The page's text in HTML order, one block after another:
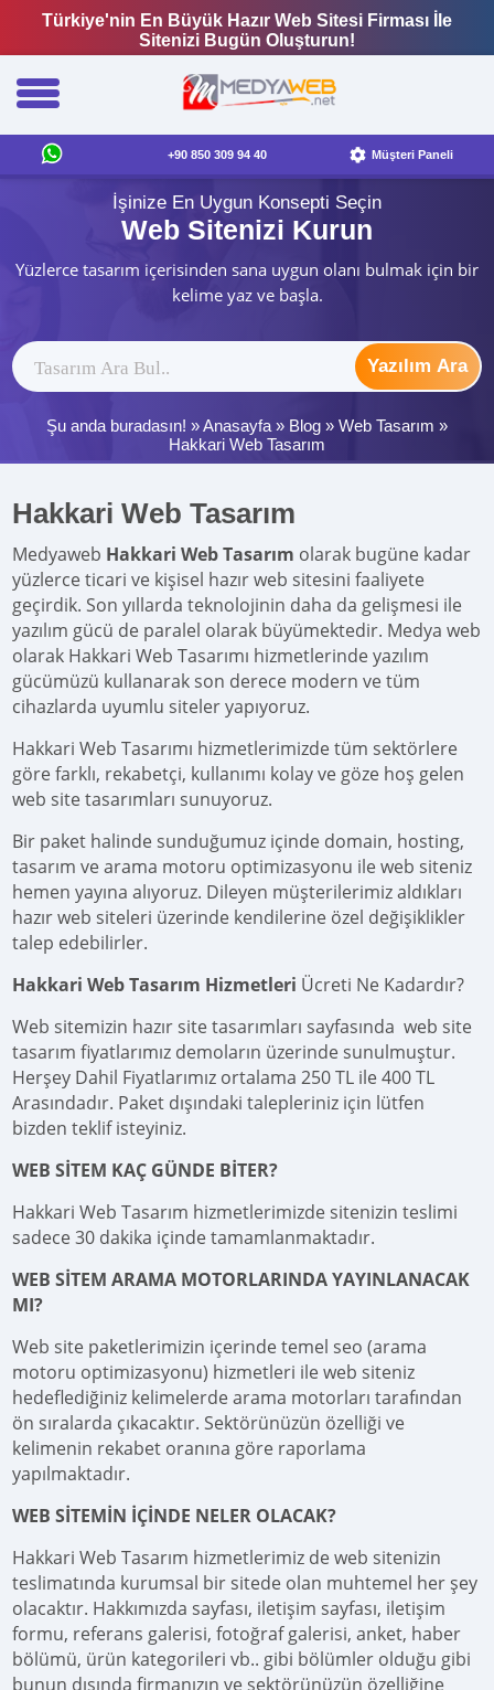
Türkiye'nin En Büyük Hazır Web Sitesi Firması İle
Sitenizi Bugün Oluşturun!
+90 850 309 94 40 Müşteri Paneli
İşinize En Uygun Konsepti Seçin
Web Sitenizi Kurun
Yüzlerce tasarım içerisinden sana uygun olanı bulmak için bir
kelime yaz ve başla.
Yazılım Ara
Şu anda buradasın! »Anasayfa » Blog » Web Tasarım »
Hakkari Web Tasarım
Hakkari Web Tasarım
Medyaweb Hakkari Web Tasarım olarak bugüne kadar
yüzlerce ticari ve kişisel hazır web sitesini faaliyete
geçirdik. Son yıllarda teknolojinin daha da gelişmesi ile
yazılım gücü de paralel olarak büyümektedir. Medya web
olarak Hakkari Web Tasarımı hizmetlerinde yazılım
gücümüzü kullanarak son derece modern ve tüm
cihazlarda uyumlu siteler yapıyoruz.
Hakkari Web Tasarımı hizmetlerimizde tüm sektörlere
göre farklı, rekabetçi, kullanımı kolay ve göze hoş gelen
web site tasarımları sunuyoruz.
Bir paket halinde sunduğumuz içinde domain, hosting,
tasarım ve arama motoru optimizasyonu ile web siteniz
hemen yayına alıyoruz. Dileyen müşterilerimiz aldıkları
hazır web siteleri üzerinde kendilerine özel değişiklikler
talep edebilirler.
Hakkari Web Tasarım Hizmetleri Ücreti Ne Kadardır?
Web sitemizin hazır site tasarımları sayfasında web site
tasarım fiyatlarımız demoların üzerinde sunulmuştur.
Herşey Dahil Fiyatlarımız ortalama 250 TL ile 400 TL
Arasındadır. Paket dışındaki talepleriniz için lütfen
bizden teklif isteyiniz.
WEB SİTEM KAÇ GÜNDE BİTER?
Hakkari Web Tasarım hizmetlerimizde sitenizin teslimi
sadece 30 dakika içinde tamamlanmaktadır.
WEB SİTEM ARAMA MOTORLARINDA YAYINLANACAK
MI?
Web site paketlerimizin içerinde temel seo (arama
motoru optimizasyonu) hizmetleri ile web siteniz
hedeflediğiniz kelimelerde arama motorları tarafından
ön sıralarda çıkacaktır. Sektörünüzün özelliği ve
kelimenin rekabet oranına göre raporlama
yapılmaktadır.
WEB SİTEMİN İÇİNDE NELER OLACAK?
Hakkari Web Tasarım hizmetlerimiz de web sitenizin
teslimatında kurumsal bir sitede olan muhtemel her şey
olacaktır. Hakkımızda sayfası, iletişim sayfası, iletişim
formu, referans galerisi, fotoğraf galerisi, anket, haber
bölümü, ürün kategorileri vb.. gibi bölümler olduğu gibi
bunun dışında firmanızın ve sektörünüzün özelliğine